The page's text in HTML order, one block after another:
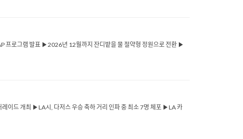
프로그램 발표 ▶2026년 12월까지 잔디밭을 물 절약형 정원으로 전환 ▶
이드 개최 ▶LA시, 다저스 우승 축하 거리 인파 중 최소 7명 체포 ▶LA 카